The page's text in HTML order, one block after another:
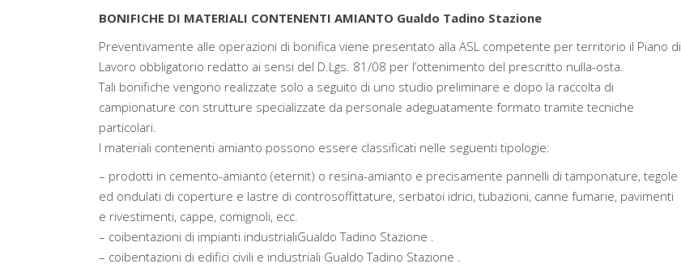
BONIFICHE DI MATERIALI CONTENENTI AMIANTO Gualdo Tadino Stazione
Preventivamente alle operazioni di bonifica viene presentato alla ASL competente per territorio il Piano di
Lavoro obbligatorio redatto ai sensi del D.Lgs. 81/08 per l’ottenimento del prescritto nulla-osta.
Tali bonifiche vengono realizzate solo a seguito di uno studio preliminare e dopo la raccolta di
campionature con strutture specializzate da personale adeguatamente formato tramite tecniche
particolari.
I materiali contenenti amianto possono essere classificati nelle seguenti tipologie:
– prodotti in cemento-amianto (eternit) o resina-amianto e precisamente pannelli di tamponature, tegole
ed ondulati di coperture e lastre di controsoffittature, serbatoi idrici, tubazioni, canne fumarie, pavimenti
e rivestimenti, cappe, comignoli, ecc.
– coibentazioni di impianti industrialiGualdo Tadino Stazione .
– coibentazioni di edifici civili e industriali Gualdo Tadino Stazione .